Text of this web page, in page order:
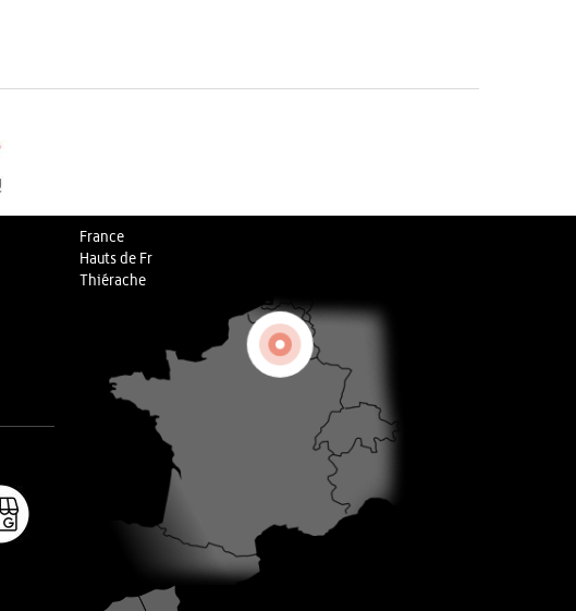
France
Hauts de Fr
Thiérache